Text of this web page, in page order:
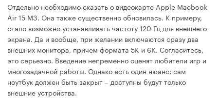
Отдельно необходимо сказать о видеокарте Apple Macbook
Air 15 M3. Она также существенно обновилась. К примеру,
стало возможно устанавливать частоту 120 Гц для внешнего
экрана. Да и вообще, при желании включаются сразу два
внешних монитора, причем формата 5К и 6К. Согласитесь,
это серьезно. Введение непременно оценят любители игр и
многозадачной работы. Однако есть один нюанс: сам
ноутбук должен быть закрыт – доступны будут только
внешние устройства.